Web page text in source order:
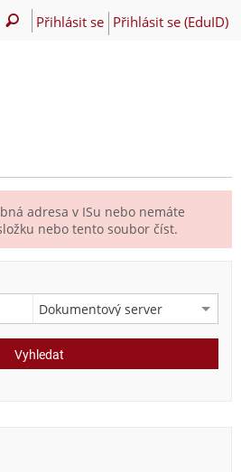
Přihlásit se Přihlásit se (EduID)
adresa v ISu nebo nemáte
nebo tento soubor číst.
Vyhledat